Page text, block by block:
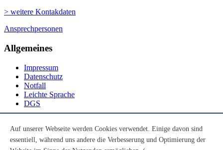
> weitere Kontakdaten
Ansprechpersonen
Allgemeines
Impressum
Datenschutz
Notfall
Leichte Sprache
DGS
Youtube
Auf unserer Webseite werden Cookies verwendet. Einige davon sind
essentiell, während uns andere die Verbesserung und Optimierung der